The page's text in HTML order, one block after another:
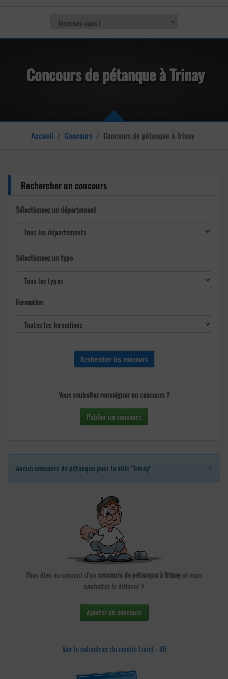
Concours de pétanque à Trinay
Accueil / Concours / Concours de pétanque à Trinay
Rechercher un concours
Sélectionnez un département
Sélectionnez un type
Formation
Vous souhaitez renseigner un concours ?
Publier un concours
Aucun concours de pétanque pour la ville "Trinay"
Vous êtes au courant d'un concours de pétanque à Trinayet vous
souhaitez le diffuser ?
Ajouter un concours
Voir le calendrier du comité Loiret - 45